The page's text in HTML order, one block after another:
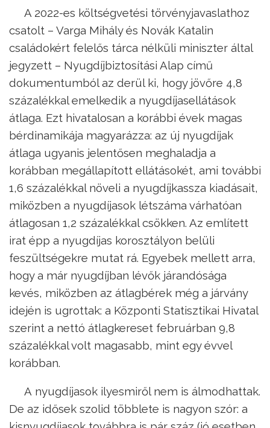
A 2022-es költségvetési törvényjavaslathoz
csatolt – Varga Mihály és Novák Katalin
családokért felelős tárca nélküli miniszter által
jegyzett – Nyugdíjbiztosítási Alap című
dokumentumból az derül ki, hogy jövőre 4,8
százalékkal emelkedik a nyugdíjasellátások
átlaga. Ezt hivatalosan a korábbi évek magas
bérdinamikája magyarázza: az új nyugdíjak
átlaga ugyanis jelentősen meghaladja a
korábban megállapított ellátásokét, ami további
1,6 százalékkal növeli a nyugdíjkassza kiadásait,
miközben a nyugdíjasok létszáma várhatóan
átlagosan 1,2 százalékkal csökken. Az említett
irat épp a nyugdíjas korosztályon belüli
feszültségekre mutat rá. Egyebek mellett arra,
hogy a már nyugdíjban lévők járandósága
kevés, miközben az átlagbérek még a járvány
idején is ugrottak: a Központi Statisztikai Hivatal
szerint a nettó átlagkereset februárban 9,8
százalékkal volt magasabb, mint egy évvel
korábban.
A nyugdíjasok ilyesmiről nem is álmodhattak.
De az idősek szolid többlete is nagyon szór: a